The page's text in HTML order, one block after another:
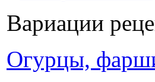
Вариации
Огурцы,